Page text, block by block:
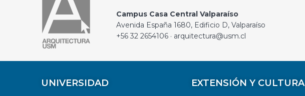
Campus Casa Central Valparaíso
Avenida España 1680, Edificio D, Valparaíso
+56 32 2654106 · arquitectura@usm.cl
UNIVERSIDAD EXTENSIÓN Y CULTURA